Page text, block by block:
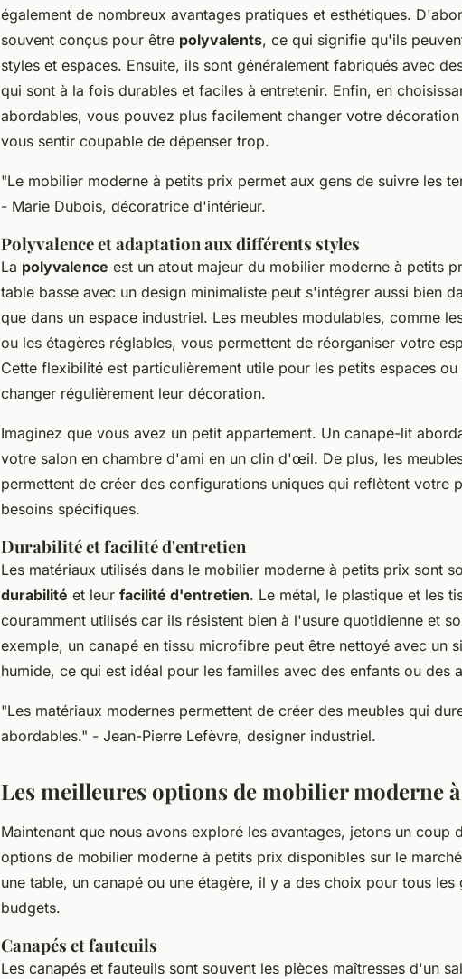
également de nombreux avantages pratiques et esthétiques.
souvent conçus pour être polyvalents, ce qui signifie qu'ils
styles et espaces. Ensuite, ils sont généralement fabriqués avec
qui sont à la fois durables et faciles à entretenir. Enfin, en
abordables, vous pouvez plus facilement changer votre
vous sentir coupable de dépenser trop.
"Le mobilier moderne à petits prix permet aux gens de suivre les
- Marie Dubois, décoratrice d'intérieur.
Polyvalence et adaptation aux différents styles
La polyvalence est un atout majeur du mobilier moderne à petits
table basse avec un design minimaliste peut s'intégrer aussi bien
que dans un espace industriel. Les meubles modulables, comme
ou les étagères réglables, vous permettent de réorganiser votre
Cette flexibilité est particulièrement utile pour les petits espaces
changer régulièrement leur décoration.
Imaginez que vous avez un petit appartement. Un canapé-lit
votre salon en chambre d'ami en un clin d'œil. De plus, les
permettent de créer des configurations uniques qui reflètent votre
besoins spécifiques.
Durabilité et facilité d'entretien
Les matériaux utilisés dans le mobilier moderne à petits prix sont
durabilité et leur facilité d'entretien. Le métal, le plastique et les
couramment utilisés car ils résistent bien à l'usure quotidienne et
exemple, un canapé en tissu microfibre peut être nettoyé avec un
humide, ce qui est idéal pour les familles avec des enfants ou des
"Les matériaux modernes permettent de créer des meubles qui
abordables." - Jean-Pierre Lefèvre, designer industriel.
Les meilleures options de mobilier moderne
Maintenant que nous avons exploré les avantages, jetons un
options de mobilier moderne à petits prix disponibles sur le
une table, un canapé ou une étagère, il y a des choix pour tous les
budgets.
Canapés et fauteuils
Les canapés et fauteuils sont souvent les pièces maîtresses d'un